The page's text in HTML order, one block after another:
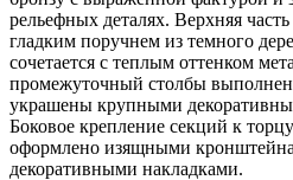
рельефных деталях. Верхняя
гладким поручнем из темного
сочетается с теплым оттенком
промежуточный столбы
украшены крупными
Боковое крепление секций к
оформлено изящными
декоративными накладками.